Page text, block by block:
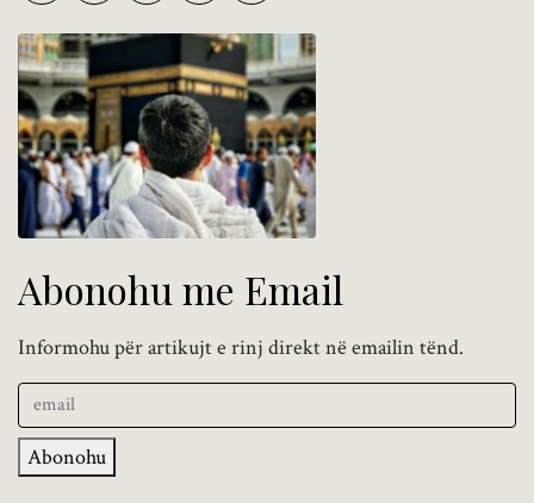
Abonohu me Email
Informohu për artikujt e rinj direkt në emailin tënd.
Abonohu